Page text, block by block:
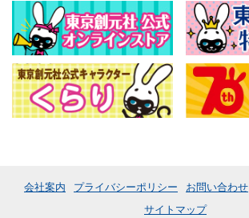
会社案内 プライバシーポリシー お問い合わせ
サイトマップ